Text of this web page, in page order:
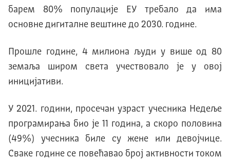
барем 80% популације ЕУ требало да има
основне дигиталне вештине до 2030. године.
Прошле године, 4 милиона људи у више од 80
земаља широм света учествовало је у овој
иницијативи.
У 2021. години, просечан узраст учесника Недеље
програмирања био је 11 година, а скоро половина
(49%) учесника биле су жене или девојчице.
Сваке године се повећавао број активности током